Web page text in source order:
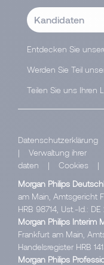
Kandidaten
Entdecken Sie
Werden Sie Teil
Teilen Sie uns Ihren
Datenschutzerklärung
|
Verwaltung ihrer
daten
| Cookies |
Morgan Philips
am Main, Amtsgericht
HRB 98714, Ust.-Id.:
Morgan Philips Interim
Frankfurt am Main,
Handelsregister HRB
Morgan Philips